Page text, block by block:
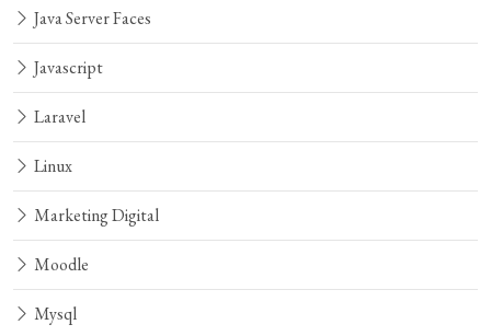
Java Server Faces
Javascript
Laravel
Linux
Marketing Digital
Moodle
Mysql